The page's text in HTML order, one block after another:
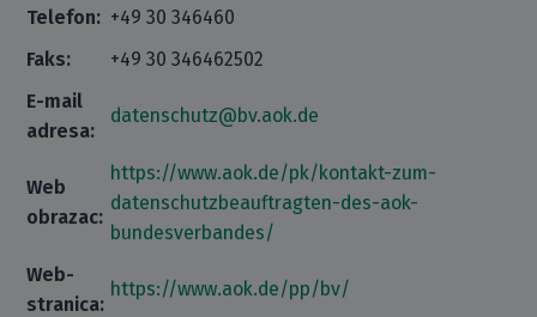
Telefon: +49 30 346460
Faks:
+49 30 346462502
E-mail
adresa:
datenschutz@bv.aok.de
Web
obrazac:
https://www.aok.de/pk/kontakt-zum-
datenschutzbeauftragten-des-aok-
bundesverbandes/
Web-
stranica:
https://www.aok.de/pp/bv/